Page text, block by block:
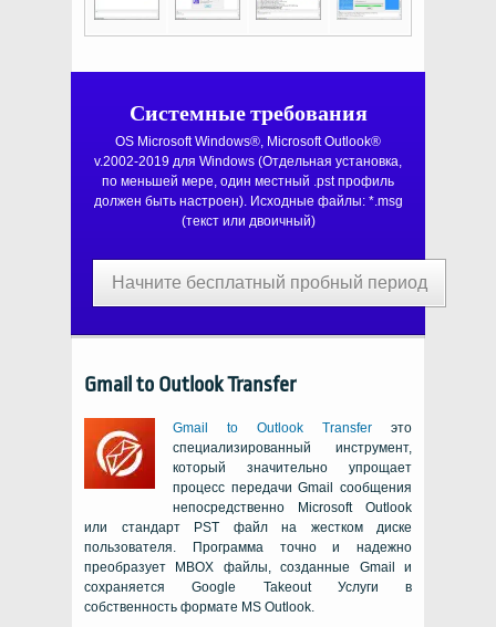
Системные требования
OS Microsoft Windows®, Microsoft Outlook®
v.2002-2019 для Windows (Отдельная установка,
по меньшей мере, один местный .pstпрофиль
должен быть настроен). Исходные файлы: *.msg
(текст или двоичный)
Начните бесплатный пробный период
Gmail to Outlook Transfer
Gmail to Outlook Transfer это
специализированный инструмент,
который значительно упрощает
процесс передачиGmail
сообщения
непосредственно
Microsoft Outlook
или стандарт
PST файл на жестком диске
пользователя. Программа точно и надежно
преобразует
MBOX файлы, созданные Gmail
и
сохраняетсяGoogle TakeoutУслуги в
собственность формате MS Outlook.